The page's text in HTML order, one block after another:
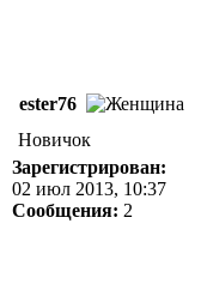
ester76
Новичок
Зарегистрирован:
02 июл 2013, 10:37
Сообщения: 2